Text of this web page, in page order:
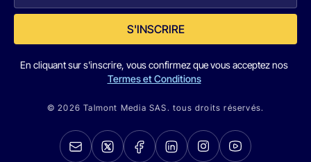
S'INSCRIRE
En cliquant sur s'inscrire, vous confirmez que vous acceptez nos
Termes et Conditions
© 2026 Talmont Media SAS. tous droits réservés.